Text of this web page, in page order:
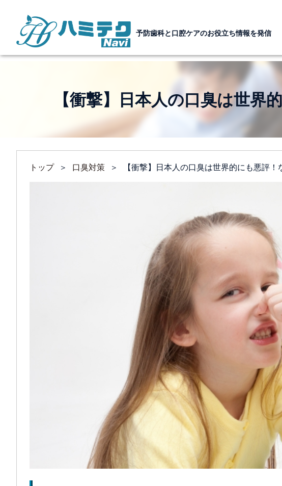
予防歯科と口腔ケアのお役立ち情報を発信
【衝撃】日本人の口臭は世
トップ ＞ 口臭対策 ＞ 【衝撃】日本人の口臭は世界的にも悪評